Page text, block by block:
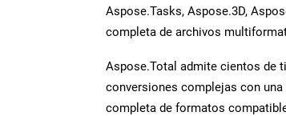
Aspose.Tasks, Aspose.3D,
completa de archivos
Aspose.Total admite cientos de
conversiones complejas con
completa de formatos